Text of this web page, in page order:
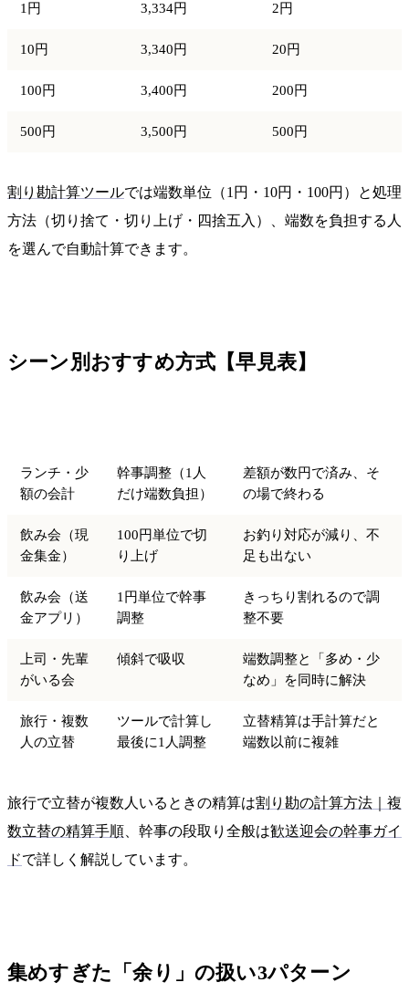
1円 3,334円 2円
10円 3,340円 20円
100円 3,400円 200円
500円 3,500円 500円
割り勘計算ツールでは端数単位（1円・10円・100円）と処理
方法（切り捨て・切り上げ・四捨五入）、端数を負担する人
を選んで自動計算できます。
シーン別おすすめ方式【早見表】
ランチ・少
額の会計
幹事調整（1人
だけ端数負担）
差額が数円で済み、そ
の場で終わる
飲み会（現
金集金）
100円単位で切
り上げ
お釣り対応が減り、不
足も出ない
飲み会（送
金アプリ）
1円単位で幹事
調整
きっちり割れるので調
整不要
上司・先輩
がいる会
傾斜で吸収
端数調整と「多め・少
なめ」を同時に解決
旅行・複数
人の立替
ツールで計算し
最後に1人調整
立替精算は手計算だと
端数以前に複雑
旅行で立替が複数人いるときの精算は割り勘の計算方法｜複
数立替の精算手順 、幹事の段取り全般は歓送迎会の幹事ガイ
ドで詳しく解説しています。
集めすぎた「余り」の扱い3パターン